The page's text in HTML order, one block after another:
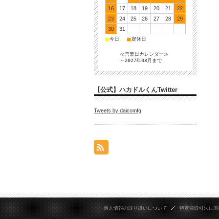
16
17 18 19 20 21
22
23
24 25 26 27 28
29
30
31
■今日 ■定休日
≪営業日カレンダー≫
～2027年03月まで
【公式】ハカドルくんTwitter
Tweets by daicomfg
個人情報の取り扱いについて 特定商取引法に